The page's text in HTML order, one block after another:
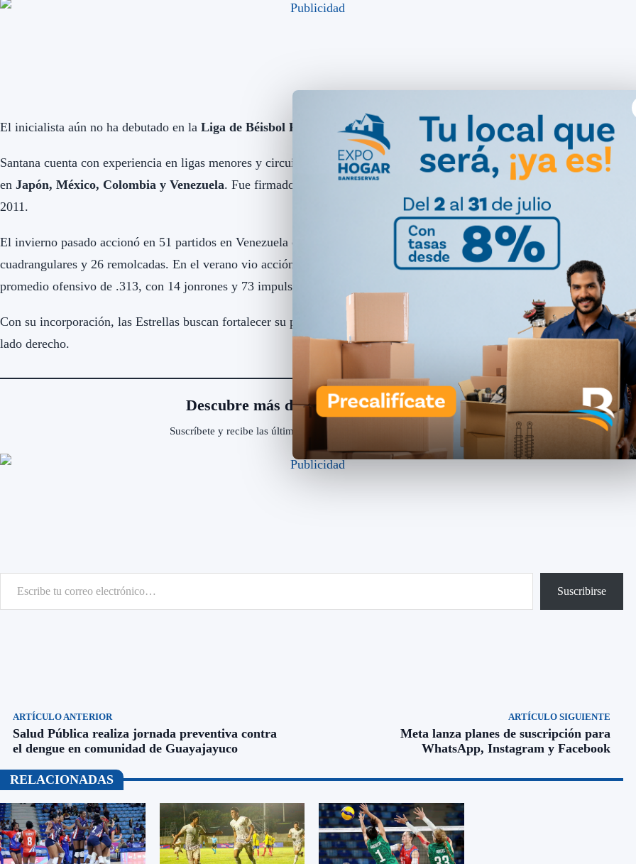
El inicialista aún no ha debutado en la Liga de Béisbol Profesional de la República Dominicana.
Santana cuenta con experiencia en ligas menores y circuitos independientes de Estados Unidos
. También ha jugado
en Japón, México, Colombia y Venezuela. Fue firmado por los Astros de Houston
para el béisbol organizado en
2011.
El invierno pasado accionó en 51 partidos en Venezuela con Bravos de Margarita, donde bateó .300, con seis
cuadrangulares y 26 remolcadas. En el verano vio acción en 85 encuentros con Pericos de Puebla, en México, y registró
promedio ofensivo de .313, con 14 jonrones y 73 impulsadas.
Con su incorporación, las Estrellas buscan fortalecer su profundidad ofensiva, especialmente en el bateo de poder por el
lado derecho.
Descubre más desde Agenda Oriental
Suscríbete y recibe las últimas entradas en tu correo electrónico.
Escribe tu correo electrónico…
Suscribirse
ARTÍCULO ANTERIOR
Salud Pública realiza jornada preventiva contra
el dengue en comunidad de Guayajayuco
ARTÍCULO SIGUIENTE
Meta lanza planes de suscripción para
WhatsApp, Instagram y Facebook
RELACIONADAS